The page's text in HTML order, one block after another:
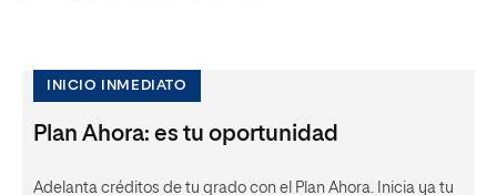
INICIO INMEDIATO
Plan Ahora: es tu oportunidad
Adelanta créditos de tu grado con el Plan Ahora. Inicia ya tu